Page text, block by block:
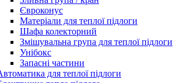
Євроконус
Матеріали для теплої підлоги
Шафа колекторний
Змішувальна група для теплої підлоги
Унібокс
Запасні частини
для теплої підлоги